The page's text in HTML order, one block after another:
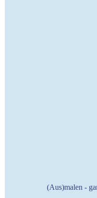
(Aus)malen -